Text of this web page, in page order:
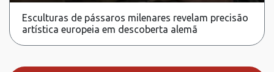
Esculturas de pássaros milenares revelam precisão
artística europeia em descoberta alemã